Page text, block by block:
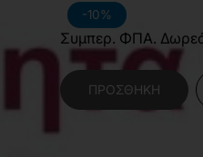
-10%
Συμπερ. ΦΠΑ.
ΠΡΟΣΘΉΚΗ